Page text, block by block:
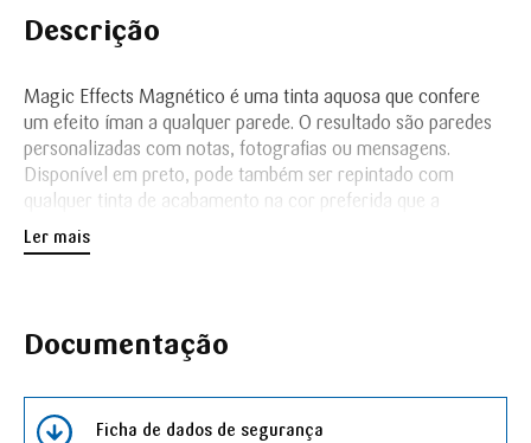
Descrição
Magic Effects Magnético é uma tinta aquosa que confere
um efeito íman a qualquer parede. O resultado são paredes
personalizadas com notas, fotografias ou mensagens.
Disponível em preto, pode também ser repintado com
qualquer tinta de acabamento na cor preferida que a
atracção magnética mantém-se. O efeito Magnético, pode
ser combinado com o Ardósia para superfícies duplamente
Ler mais
Documentação
Ficha de dados de segurança